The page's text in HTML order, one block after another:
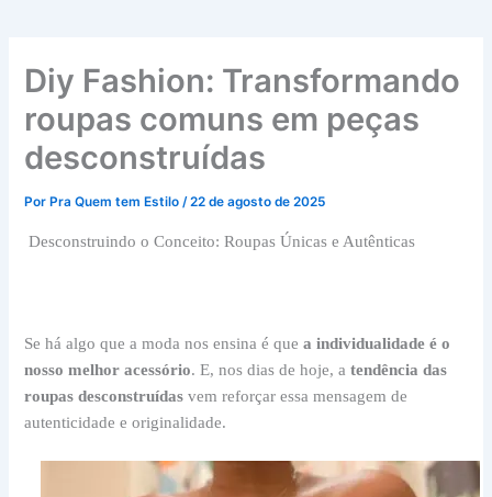
Diy Fashion: Transformando
roupas comuns em peças
desconstruídas
Por Pra Quem tem Estilo/22 de agosto de 2025
Desconstruindo o Conceito: Roupas Únicas e Autênticas
Se há algo que a moda nos ensina é quea individualidade é o
nosso melhor acessório. E, nos dias de hoje, atendência das
roupas desconstruídas vem reforçar essa mensagem de
autenticidade e originalidade.